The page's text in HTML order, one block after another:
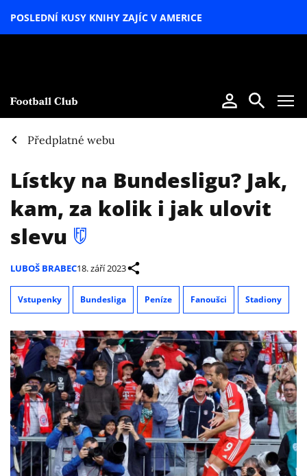
POSLEDNÍ KUSY KNIHY ZAJÍC V AMERICE
Předplatné webu
Lístky na Bundesligu? Jak,
kam, za kolik i jak ulovit
slevu
LUBOŠ BRABEC18. září 2023
Vstupenky Bundesliga Peníze Fanoušci Stadiony